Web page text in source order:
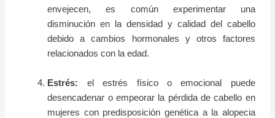
envejecen, es común experimentar una
disminución en la densidad y calidad del cabello
debido a cambios hormonales y otros factores
relacionados con la edad.
Estrés: el estrés físico o emocional puede
desencadenar o empeorar la pérdida de cabello en
mujeres con predisposición genética a la alopecia